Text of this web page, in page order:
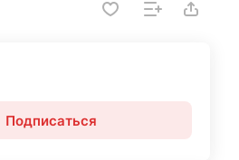
Подписаться